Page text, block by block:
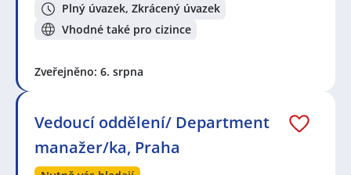
Plný úvazek, Zkrácený úvazek
Vhodné také pro cizince
Zveřejněno: 6. srpna
Vedoucí oddělení/ Department
manažer/ka, Praha